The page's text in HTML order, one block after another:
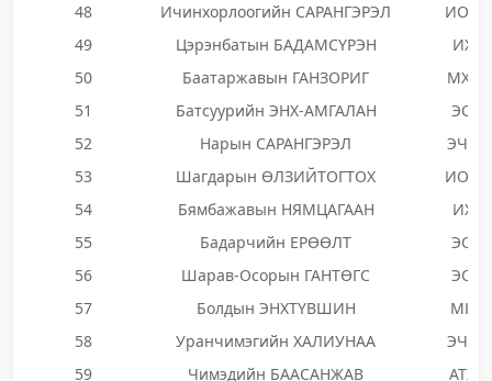
48
Ичинхорлоогийн САРАНГЭРЭЛ
ИОНН
49
Цэрэнбатын БАДАМСҮРЭН
ИХН
50
Баатаржавын ГАНЗОРИГ
МХТН
51
Батсуурийн ЭНХ-АМГАЛАН
ЭОН
52
Нарын САРАНГЭРЭЛ
ЭЧЭН
53
Шагдарын ӨЛЗИЙТОГТОХ
ИОНН
54
Бямбажавын НЯМЦАГААН
ИХН
55
Бадарчийн ЕРӨӨЛТ
ЭОН
56
Шарав-Осорын ГАНТӨГС
ЭОН
57
Болдын ЭНХТҮВШИН
МКН
58
Уранчимэгийн ХАЛИУНАА
ЭЧЭН
59
Чимэдийн БААСАНЖАВ АТХН